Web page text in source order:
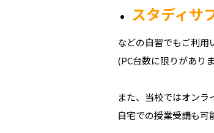
スタディサ
などの自習でもご利用
(PC台数に限りがあり
また、当校ではオンラ
自宅での授業受講も可